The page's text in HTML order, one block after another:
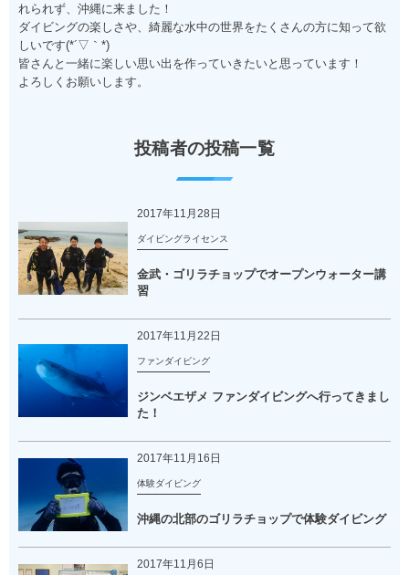
れられず、沖縄に来ました！
ダイビングの楽しさや、綺麗な水中の世界をたくさんの方に知って欲
しいです(*´▽｀*)
皆さんと一緒に楽しい思い出を作っていきたいと思っています！
よろしくお願いします。
投稿者の投稿一覧
2017年11月28日
ダイビングライセンス
金武・ゴリラチョップでオープンウォーター講
習
2017年11月22日
ファンダイビング
ジンベエザメ ファンダイビングへ行ってきまし
た！
2017年11月16日
体験ダイビング
沖縄の北部のゴリラチョップで体験ダイビング
2017年11月6日